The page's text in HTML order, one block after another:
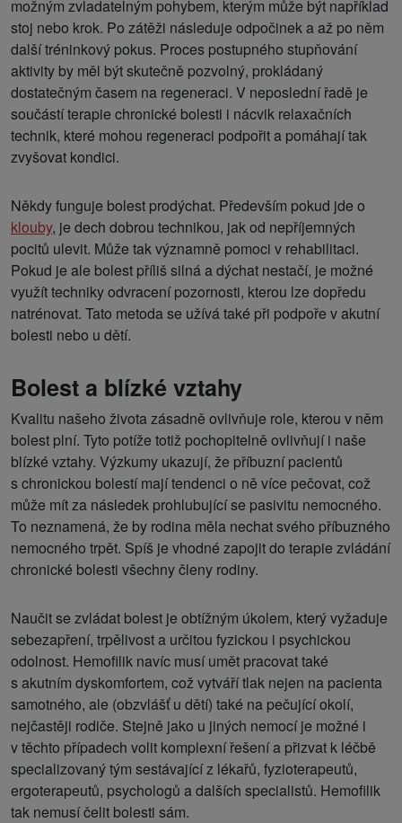
možným zvladatelným pohybem, kterým může být například
stoj nebo krok. Po zátěži následuje odpočinek a až po něm
další tréninkový pokus. Proces postupného stupňování
aktivity by měl být skutečně pozvolný, prokládaný
dostatečným časem na regeneraci. V neposlední řadě je
součástí terapie chronické bolesti i nácvik relaxačních
technik, které mohou regeneraci podpořit a pomáhají tak
zvyšovat kondici.
Někdy funguje bolest prodýchat. Především pokud jde o
klouby, je dech dobrou technikou, jak od nepříjemných
pocitů ulevit. Může tak významně pomoci v rehabilitaci.
Pokud je ale bolest příliš silná a dýchat nestačí, je možné
využít techniky odvracení pozornosti, kterou lze dopředu
natrénovat. Tato metoda se užívá také při podpoře v akutní
bolesti nebo u dětí.
Bolest a blízké vztahy
Kvalitu našeho života zásadně ovlivňuje role, kterou v něm
bolest plní. Tyto potíže totiž pochopitelně ovlivňují i naše
blízké vztahy. Výzkumy ukazují, že příbuzní pacientů
s chronickou bolestí mají tendenci o ně více pečovat, což
může mít za následek prohlubující se pasivitu nemocného.
To neznamená, že by rodina měla nechat svého příbuzného
nemocného trpět. Spíš je vhodné zapojit do terapie zvládání
chronické bolesti všechny členy rodiny.
Naučit se zvládat bolest je obtížným úkolem, který vyžaduje
sebezapření, trpělivost a určitou fyzickou i psychickou
odolnost. Hemofilik navíc musí umět pracovat také
s akutním dyskomfortem, což vytváří tlak nejen na pacienta
samotného, ale (obzvlášť u dětí) také na pečující okolí,
nejčastěji rodiče. Stejně jako u jiných nemocí je možné i
v těchto případech volit komplexní řešení a přizvat k léčbě
specializovaný tým sestávající z lékařů, fyzioterapeutů,
ergoterapeutů, psychologů a dalších specialistů. Hemofilik
tak nemusí čelit bolesti sám.